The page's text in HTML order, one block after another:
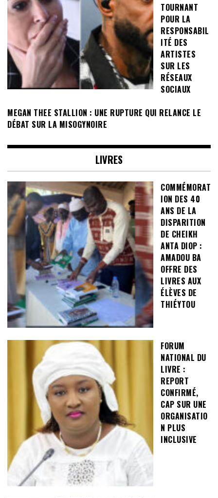
TOURNANT
POUR LA
RESPONSABIL
ITÉ DES
ARTISTES
SUR LES
RÉSEAUX
SOCIAUX
MEGAN THEE STALLION : UNE RUPTURE QUI RELANCE LE
DÉBAT SUR LA MISOGYNOIRE
LIVRES
COMMÉMORAT
ION DES 40
ANS DE LA
DISPARITION
DE CHEIKH
ANTA DIOP :
AMADOU BA
OFFRE DES
LIVRES AUX
ÉLÈVES DE
THIÉYTOU
FORUM
NATIONAL DU
LIVRE :
REPORT
CONFIRMÉ,
CAP SUR UNE
ORGANISATIO
N PLUS
INCLUSIVE